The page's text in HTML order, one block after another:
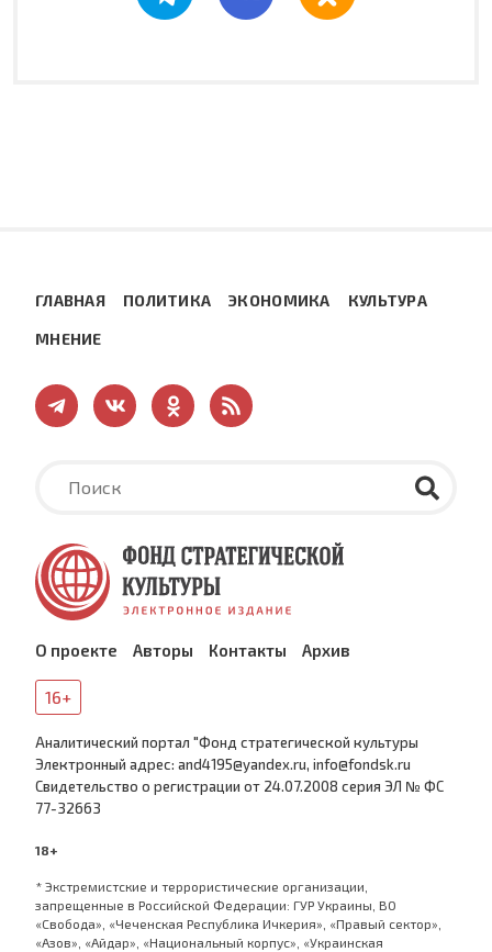
ГЛАВНАЯ ПОЛИТИКА ЭКОНОМИКА КУЛЬТУРА
МНЕНИЕ
О проекте Авторы Контакты Архив
16+
Аналитический портал "Фонд стратегической культуры
Электронный адрес: and4195@yandex.ru, info@fondsk.ru
Cвидетельство о регистрации от 24.07.2008 серия ЭЛ № ФС
77-32663
18+
* Экстремистские и террористические организации,
запрещенные в Российской Федерации: ГУР Украины, ВО
«Свобода», «Чеченская Республика Ичкерия», «Правый сектор»,
«Азов», «Айдар», «Национальный корпус», «Украинская